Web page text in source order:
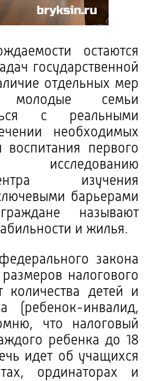
остаются
государственной
отдельных мер
молодые семьи
с реальными
необходимых
первого
исследованию
изучения
барьерами
называют
и жилья.
закона
налогового
количества детей и
(ребенок-инвалид,
что налоговый
ребенка до 18
идет об учащихся
ординаторах и